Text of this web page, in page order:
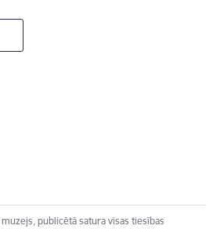
publicētā satura visas tiesības